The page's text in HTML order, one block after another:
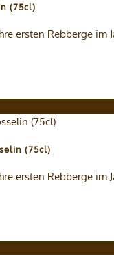
(75cl)
ersten Rebberge im
(75cl)
ersten Rebberge im